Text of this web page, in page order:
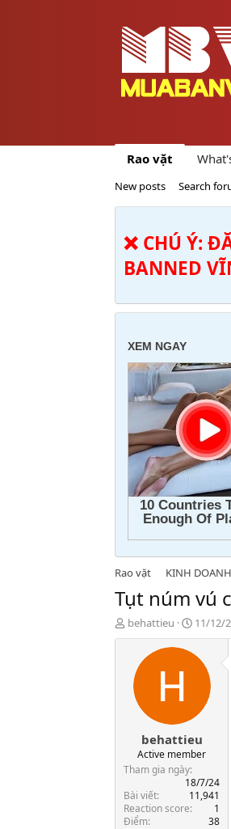
Rao vặt
New posts Search
❌ CHÚ Ý:
BANNED
Rao vặt KINH
Tụt núm vú
T
h
t
r
behattieu
N
g
à
11/12/
behattieu
Active member
Tham gia ngày
18/7/24
Bài viết
11,941
Reaction score
1
Điểm
38